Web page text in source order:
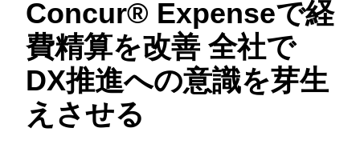
Brasil (Português)
Deutschland (Deutsch)
Italia (Italiano)
Nederlands (English)
India (English)
日本（日本語)
Singapore (English)
Concur® Expenseで経
費精算を改善 全社で
DX推進への意識を芽生
えさせる